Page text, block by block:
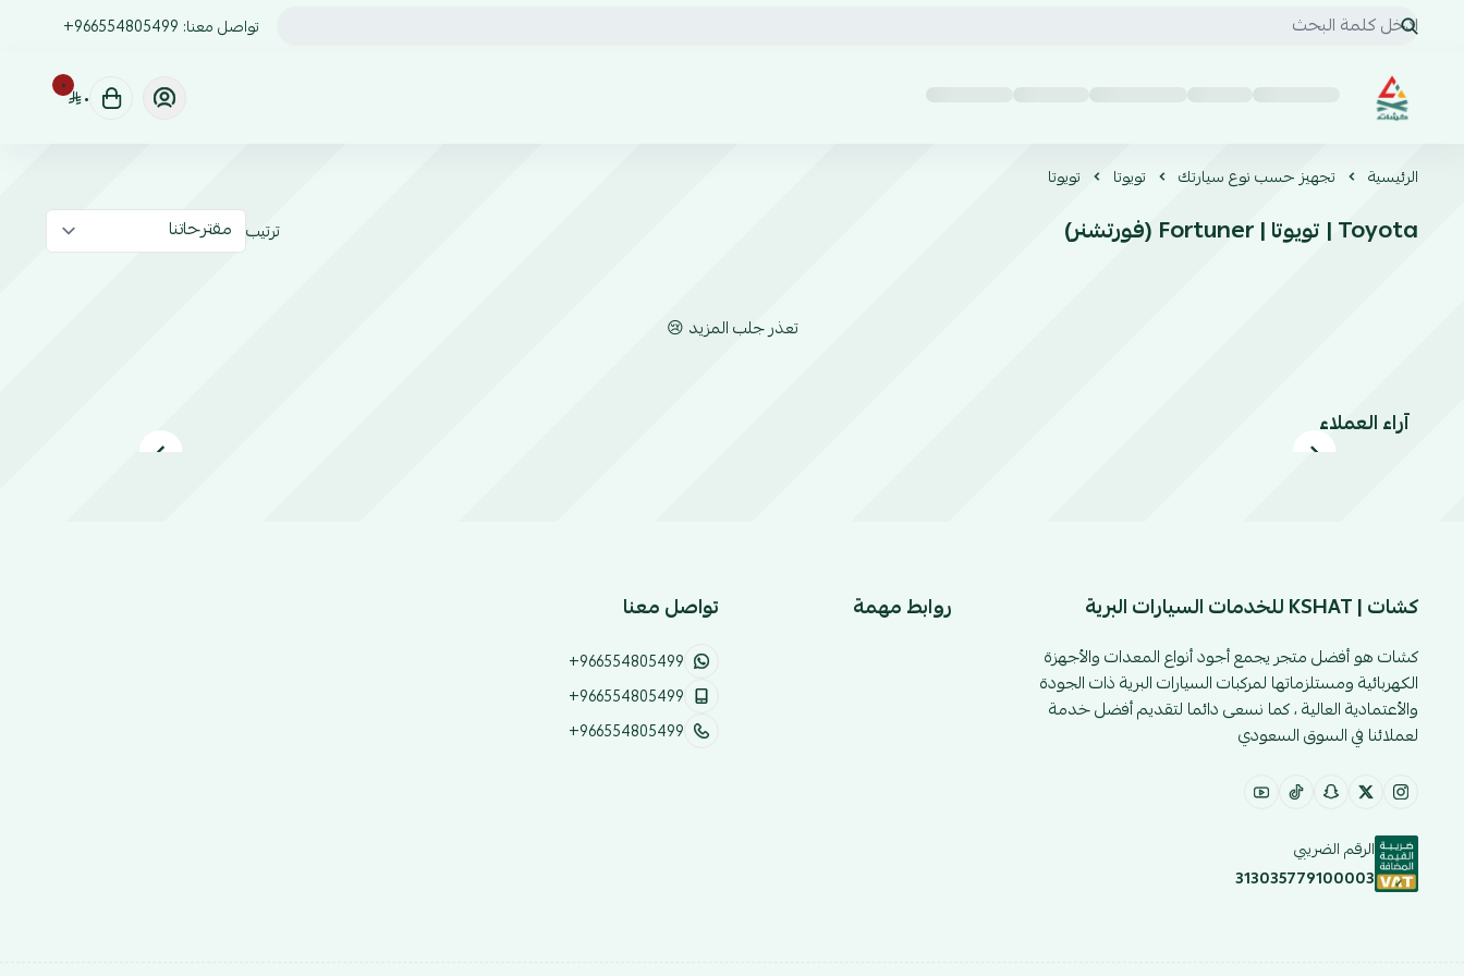
تواصل معنا: +966554805499
كشات | KSHAT للخدمات السيارات البرية
٠ ٠
الرئيسية تجهيز حسب نوع سيارتك تويوتا تويوتا
Toyota | تويوتا | Fortuner (فورتشنر) ترتيب
تعذر جلب المزيد 😢
آراء العملاء
كشات | KSHAT للخدمات السيارات البرية
كشات هو أفضل متجر يجمع أجود أنواع المعدات والأجهزة
الكهربائية ومستلزماتها لمركبات السيارات البرية ذات الجودة
والأعتمادية العالية ، كما نسعى دائما لتقديم أفضل خدمة
لعملائنا في السوق السعودي
الرقم الضريبي
313035779100003
روابط مهمة تواصل معنا
+966554805499
+966554805499
+966554805499